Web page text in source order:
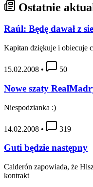
Ostatnie
Raúl: Będę dawał z
Kapitan dziękuje i obiecuje
15.02.2008 • 50
Nowe szaty
Niespodzianka :)
14.02.2008 • 319
Guti będzie następny
Calderón zapowiada, że
kontrakt